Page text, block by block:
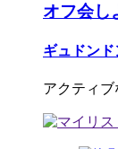
オフ会し
ギュドン
アクティ